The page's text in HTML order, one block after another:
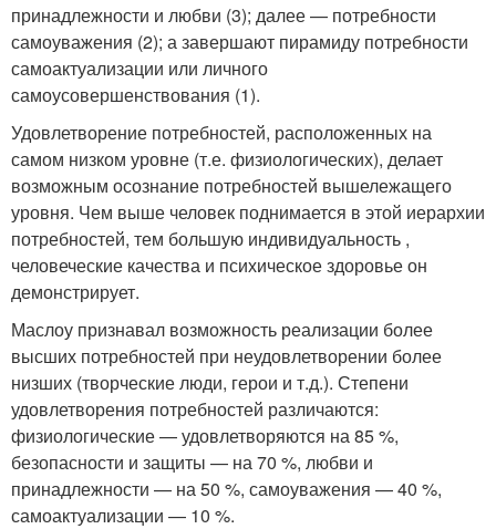
принадлежности и любви (3); далее — потребности
самоуважения (2); а завершают пирамиду потребности
самоактуализации или личного
самоусовершенствования (1).
Удовлетворение потребностей, расположенных на
самом низком уровне (т.е. физиологических), делает
возможным осознание потребностей вышележащего
уровня. Чем выше человек поднимается в этой иерархии
потребностей, тем большую индивидуальность ,
человеческие качества и психическое здоровье он
демонстрирует.
Маслоу признавал возможность реализации более
высших потребностей при неудовлетворении более
низших (творческие люди, герои и т.д.). Степени
удовлетворения потребностей различаются:
физиологические — удовлетворяются на 85 %,
безопасности и защиты — на 70 %, любви и
принадлежности — на 50 %, самоуважения — 40 %,
самоактуализации — 10 %.